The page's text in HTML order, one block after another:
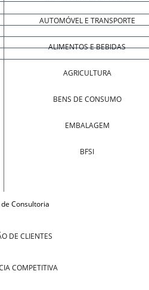
AUTOMÓVEL E TRANSPORTE
ALIMENTOS E BEBIDAS
AGRICULTURA
BENS DE CONSUMO
EMBALAGEM
BFSI
Consultoria
DE CLIENTES
COMPETITIVA